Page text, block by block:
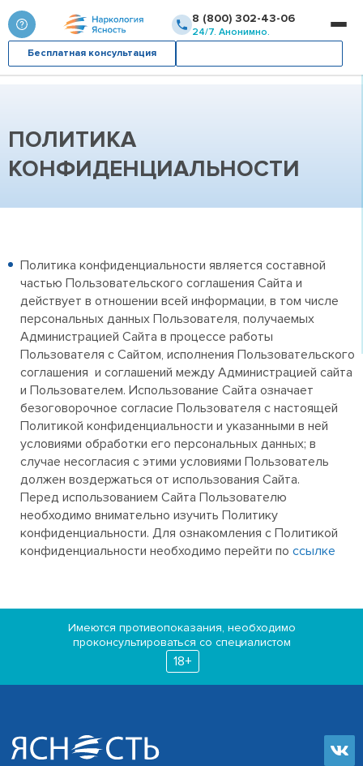
8 (800) 302-43-06
24/7. Анонимно.
Бесплатная консультация
ПОЛИТИКА
КОНФИДЕНЦИАЛЬНОСТИ
Политика конфиденциальности является составной
частью Пользовательского соглашения Сайта и
действует в отношении всей информации, в том числе
персональных данных Пользователя, получаемых
Администрацией Сайта в процессе работы
Пользователя с Сайтом, исполнения Пользовательского
соглашения и соглашений между Администрацией сайта
и Пользователем. Использование Сайта означает
безоговорочное согласие Пользователя с настоящей
Политикой конфиденциальности и указанными в ней
условиями обработки его персональных данных; в
случае несогласия с этими условиями Пользователь
должен воздержаться от использования Сайта.
Перед использованием Сайта Пользователю
необходимо внимательно изучить Политику
конфиденциальности. Для ознакомления с Политикой
конфиденциальности необходимо перейти по ссылке
Имеются противопоказания, необходимо
проконсультироваться со специалистом
18+